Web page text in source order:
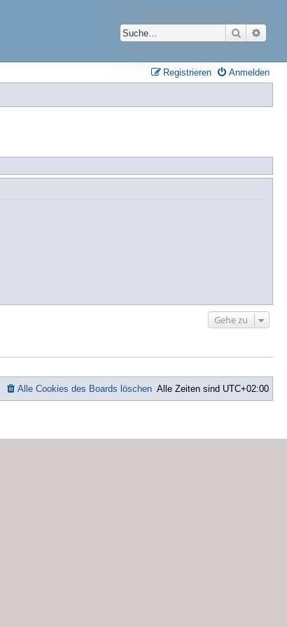
Suche
Anmelden
Registrieren
Gehe zu
Alle Zeiten sind UTC+02:00
Alle Cookies des Boards löschen